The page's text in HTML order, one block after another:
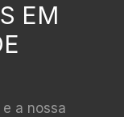
EM
a nossa